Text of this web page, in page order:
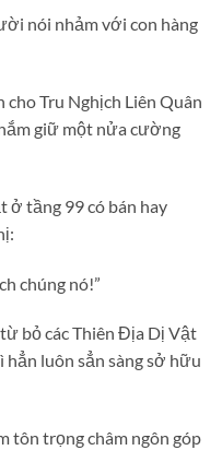
nói nhảm với con hàng
Tru Nghịch Liên Quân
giữ một nửa cường
ở tầng 99 có bán hay
chúng nó!”
bỏ các Thiên Địa Dị Vật
hẳn luôn sẳn sàng sở hữu
tôn trọng châm ngôn góp